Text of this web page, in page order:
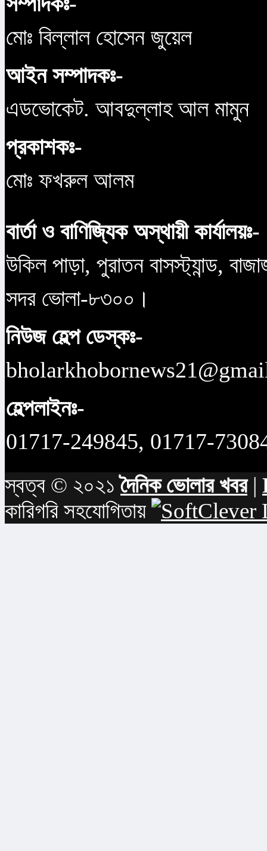
মোঃ বিল্লাল হোসেন জুয়েল
আইন সম্পাদকঃ-
এডভোকেট. আবদুল্লাহ আল মামুন
প্রকাশকঃ-
মোঃ ফখরুল আলম
বার্তা ও বাণিজ্যিক অস্থায়ী কার্যালয়ঃ-
উকিল পাড়া, পুরাতন বাসস্ট্যান্ড,
সদর ভোলা-৮৩০০।
নিউজ হেল্প ডেস্কঃ-
হেল্পলাইনঃ-
01717-249845, 01717-
স্বত্ব © ২০২১দৈনিক ভোলার খবর|
কারিগরি সহযোগিতায়